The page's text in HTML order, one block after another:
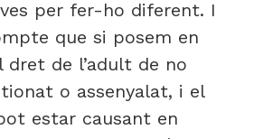
per fer-ho diferent. I
que si posem en
dret de l’adult de no
o assenyalat, i el
estar causant en